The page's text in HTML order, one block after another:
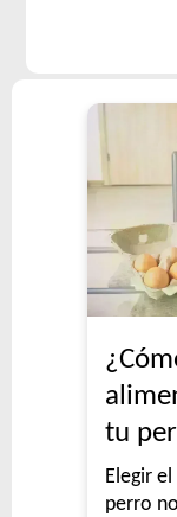
tu
Elegir
perro